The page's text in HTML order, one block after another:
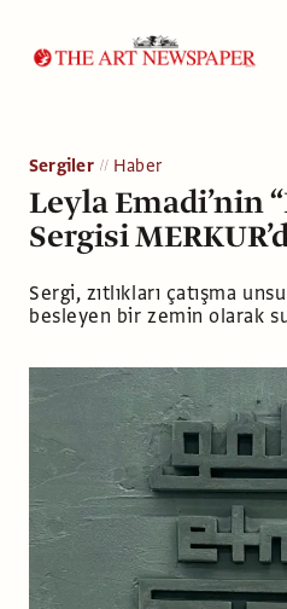
Sergiler Haber
Leyla Emadi’nin
Sergisi
Sergi, zıtlıkları çatışma
besleyen bir zemin olarak